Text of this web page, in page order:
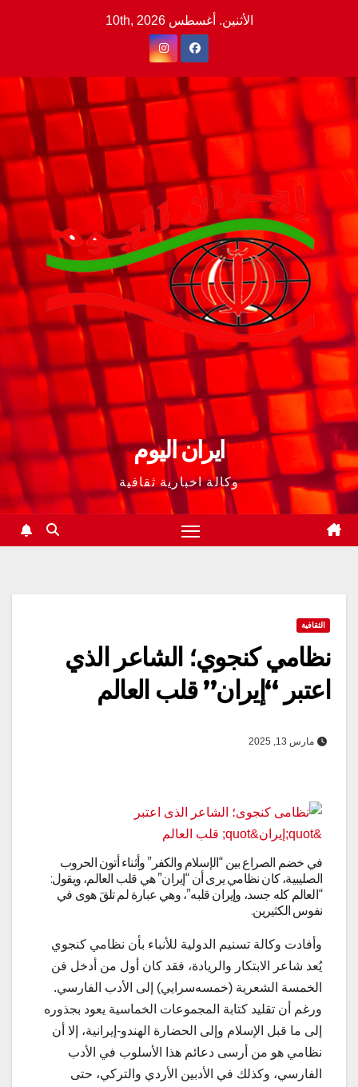
الأثنين. أغسطس 10th, 2026
ايران اليوم
وكالة اخبارية ثقافية
الثقافية
نظامي كنجوي؛ الشاعر الذي
اعتبر “إيران” قلب العالم
مارس 13, 2025
في خضم الصراع بين “الإسلام والكفر” وأثناء أتون الحروب
الصليبية، كان نظامي يرى أن “إيران” هي قلب العالم، ويقول:
“العالم كله جسد، وإيران قلبه”، وهي عبارة لم تلقَ هوى في
نفوس الكثيرين.
وأفادت وكالة تسنيم الدولية للأنباء بأن نظامي كنجوي
يُعد شاعر الابتكار والريادة، فقد كان أول من أدخل فن
الخمسة الشعرية (خمسه‌سرايي) إلى الأدب الفارسي.
ورغم أن تقليد كتابة المجموعات الخماسية يعود بجذوره
إلى ما قبل الإسلام وإلى الحضارة الهندو-إيرانية، إلا أن
نظامي هو من أرسى دعائم هذا الأسلوب في الأدب
الفارسي، وكذلك في الأدبين الأردي والتركي، حتى